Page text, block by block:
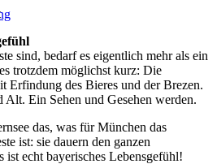
sind, bedarf es eigentlich mehr als ein
trotzdem möglichst kurz: Die
Erfindung des Bieres und der Brezen.
Ein Sehen und Gesehen werden.
das, was für München das
ist: sie dauern den ganzen
ist echt bayerisches Lebensgefühl!